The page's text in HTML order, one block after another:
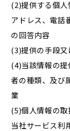
(2)提供する個
アドレス、電話
の回答内容
(3)提供の手段
(4)当該情報の
者の種類、及び
業
(5)個人情報の取
当社サービス利